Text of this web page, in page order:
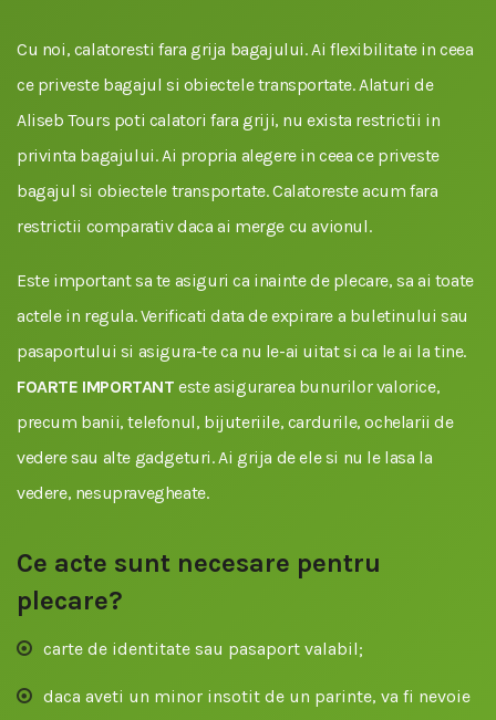
Cu noi, calatoresti fara grija bagajului. Ai flexibilitate in ceea
ce priveste bagajul si obiectele transportate. Alaturi de
Aliseb Tours poti calatori fara griji, nu exista restrictii in
privinta bagajului. Ai propria alegere in ceea ce priveste
bagajul si obiectele transportate. Calatoreste acum fara
restrictii comparativ daca ai merge cu avionul.
Este important sa te asiguri ca inainte de plecare, sa ai toate
actele in regula. Verificati data de expirare a buletinului sau
pasaportului si asigura-te ca nu le-ai uitat si ca le ai la tine.
FOARTE IMPORTANT este asigurarea bunurilor valorice,
precum banii, telefonul, bijuteriile, cardurile, ochelarii de
vedere sau alte gadgeturi. Ai grija de ele si nu le lasa la
vedere, nesupravegheate.
Ce acte sunt necesare pentru
plecare?
carte de identitate sau pasaport valabil;
daca aveti un minor insotit de un parinte, va fi nevoie